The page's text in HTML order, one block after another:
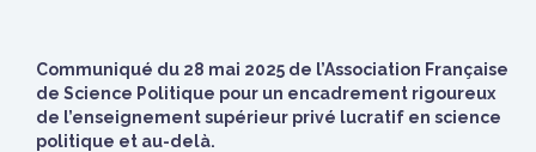
Communiqué du 28 mai 2025 de l’Association Française
de Science Politique pour un encadrement rigoureux
de l’enseignement supérieur privé lucratif en science
politique et au-delà.